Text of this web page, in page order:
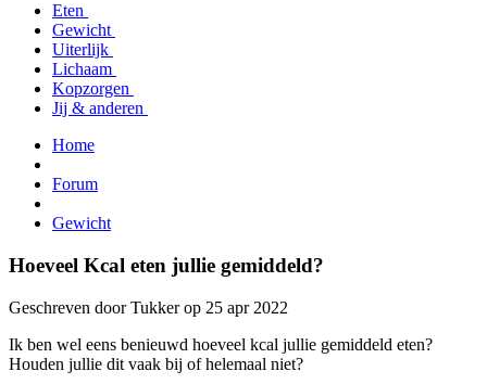
Eten
Gewicht
Uiterlijk
Lichaam
Kopzorgen
Jij & anderen
Home
Forum
Gewicht
Hoeveel Kcal eten jullie gemiddeld?
Geschreven door Tukker op 25 apr 2022
Ik ben wel eens benieuwd hoeveel kcal jullie gemiddeld eten?
Houden jullie dit vaak bij of helemaal niet?